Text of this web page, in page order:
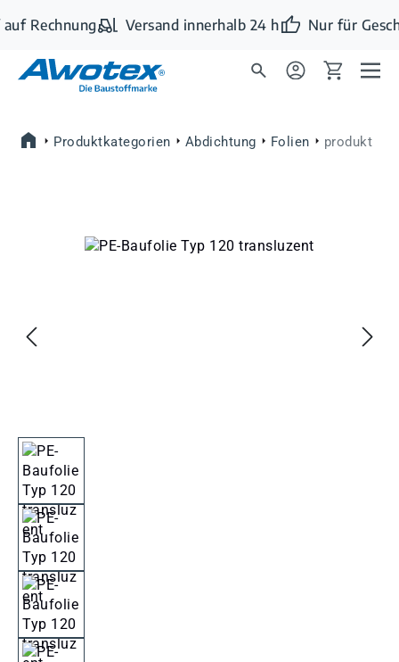
Zum Hauptinhalt springen
Rechnung Versand innerhalb 24 h Nur für
Produktkategorien Abdichtung Folien produkt
Bildergalerie überspringen